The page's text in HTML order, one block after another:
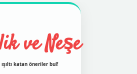
ve Neşe
ışıltı katan öneriler bul!